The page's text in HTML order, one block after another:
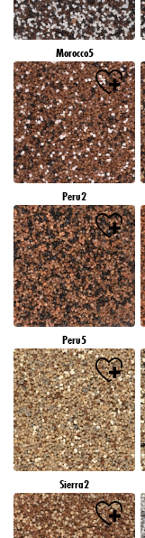
Morocco5
Peru2
Peru5
Sierra2